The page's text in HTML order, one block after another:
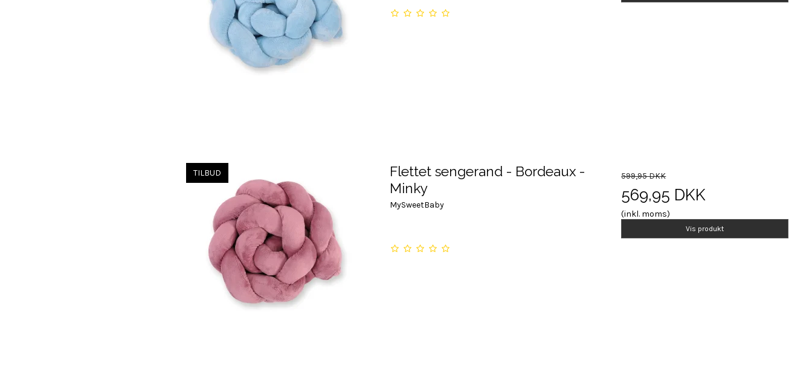
TILBUD
Flettet sengerand - Bordeaux -
Minky
MySweetBaby
599,95 DKK
569,95 DKK
(inkl. moms)
Vis produkt